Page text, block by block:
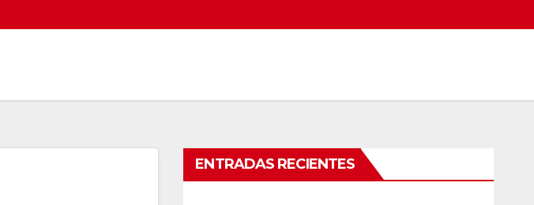
ENTRADAS RECIENTES